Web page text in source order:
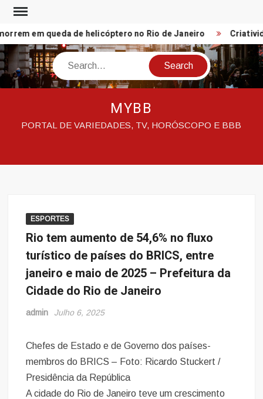
Skip
contentem queda de helicóptero no Rio de Janeiro
Search
MYBB
PORTAL DE VARIEDADES, TV, HORÓSCOPO E BBB
ESPORTES
Rio tem aumento de 54,6% no fluxo
turístico de países do BRICS, entre
janeiro e maio de 2025 – Prefeitura da
Cidade do Rio de Janeiro
admin Julho 6, 2025
Chefes de Estado e de Governo dos países-
membros do BRICS – Foto: Ricardo Stuckert /
Presidência da República
A cidade do Rio de Janeiro teve um crescimento